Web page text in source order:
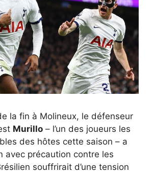
la fin à Molineux, le défenseur
Murillo – l’un des joueurs les
des hôtes cette saison – a
avec précaution contre les
souffrirait d’une tension